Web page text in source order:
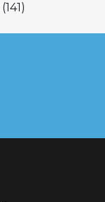
(141)